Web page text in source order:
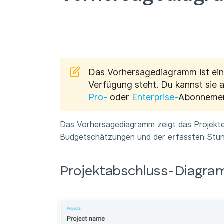
Das Vorhersagediagramm ist
Verfügung steht. Du kannst sie
Pro- oder Enterprise-
Das Vorhersagediagramm zeigt das
Budgetschätzungen und der erfassten
Projektabschluss-